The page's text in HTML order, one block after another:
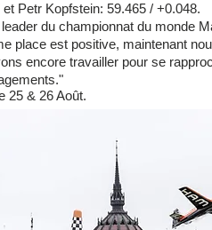
et Petr Kopfstein: 59.465 / +0.048.
du championnat du monde
place est positive, maintenant
encore travailler pour se
25 & 26Août.